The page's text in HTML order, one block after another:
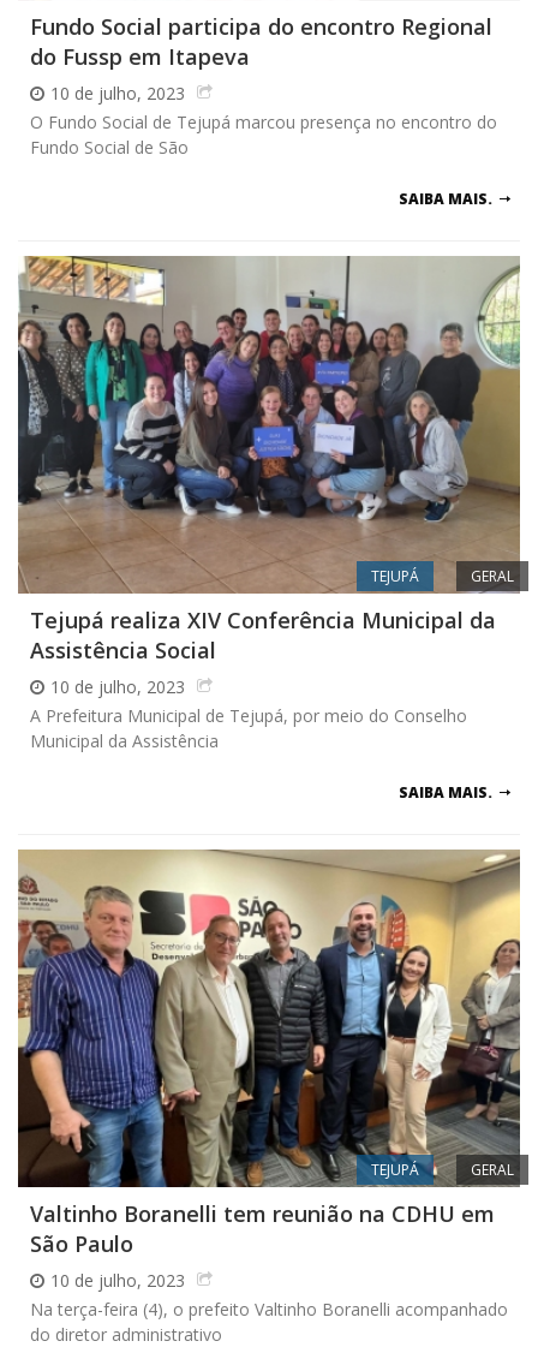
Fundo Social participa do encontro Regional
do Fussp em Itapeva
10 de julho, 2023
O Fundo Social de Tejupá marcou presença no encontro do
Fundo Social de São
SAIBA MAIS.
TEJUPÁ GERAL
Tejupá realiza XIV Conferência Municipal da
Assistência Social
10 de julho, 2023
A Prefeitura Municipal de Tejupá, por meio do Conselho
Municipal da Assistência
SAIBA MAIS.
TEJUPÁ GERAL
Valtinho Boranelli tem reunião na CDHU em
São Paulo
10 de julho, 2023
Na terça-feira (4), o prefeito Valtinho Boranelli acompanhado
do diretor administrativo